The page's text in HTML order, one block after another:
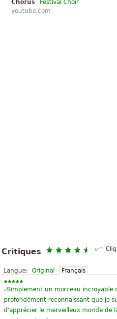
Chorus
Festival Choir
youtube.com
Critiques
Langue: Original Français
«Simplement un morceau incroyable
profondément reconnaissant que je
d'apprécier le merveilleux monde de